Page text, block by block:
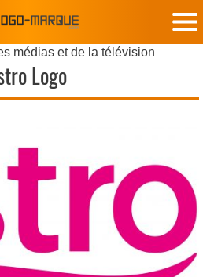
médias et de la télévision
Logo